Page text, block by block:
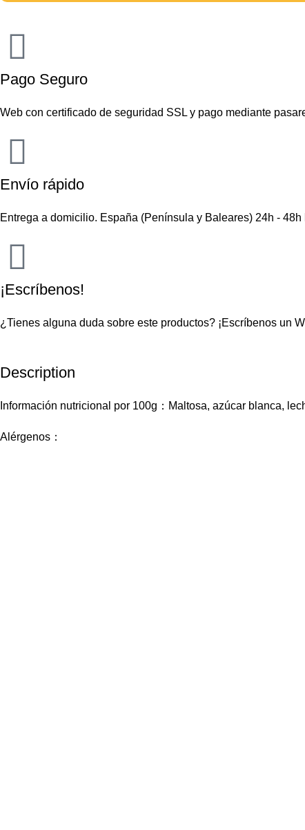
Pago Seguro
Web con certificado de seguridad SSL y pago mediante
Envío rápido
Entrega a domicilio. España (Península y Baleares) 24h -
¡Escríbenos!
¿Tienes alguna duda sobre este productos? ¡Escríbenos un
Description
Información nutricional por 100g：Maltosa, azúcar blanca,
Alérgenos：